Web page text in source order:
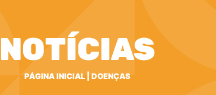
NOTÍCIAS
PÁGINA INICIAL| DOENÇAS